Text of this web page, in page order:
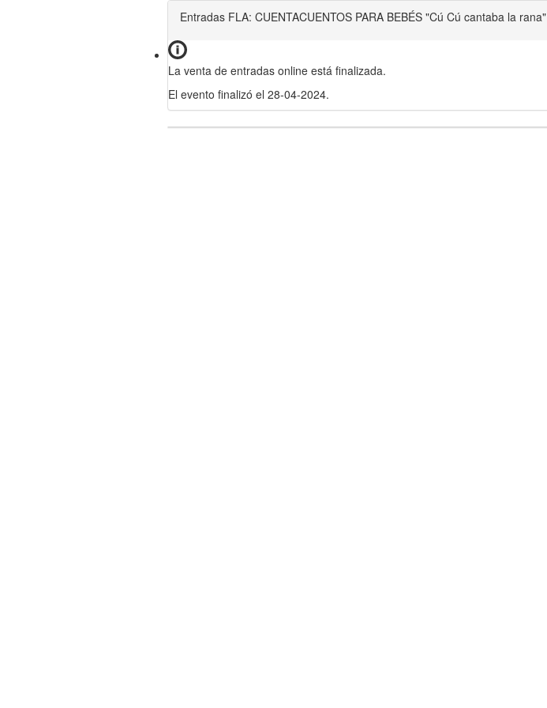
Entradas FLA: CUENTACUENTOS PARA BEBÉS "Cú Cú cantaba la rana"
La venta de entradas online está finalizada.
El evento finalizó el 28-04-2024.